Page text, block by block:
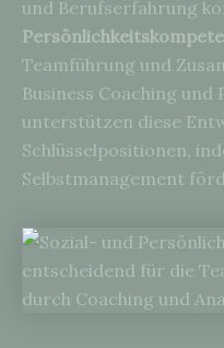
und Berufserfahrung
Teamführung und
Business Coaching und
unterstützen diese
Schlüsselpositionen,
Selbstmanagement